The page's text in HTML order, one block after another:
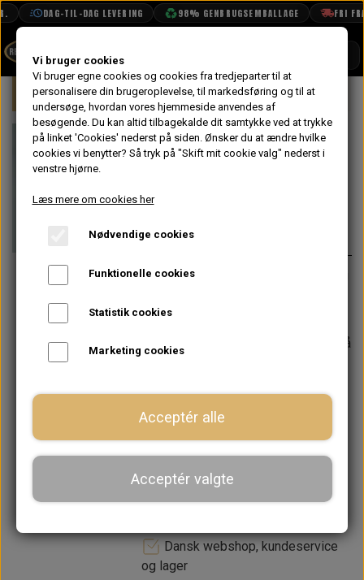
DAG-TIL-DAG LEVERING 98% GENBRUGSEMBALLAGE FRI
BOOK TID
PROJEKTER
TEKNISK DATA
VANDPOLERING
Forside Mini Indsugning & Brændstofsystem
På lager
SU Olie til
Varenummer: BDR125
Bruges til påfyldning i klokken på SU
Forventet leveringstid:
Varen er på
LÆG I KURV
Dansk webshop, kundeservice
og lager
Vi bruger cookies
Vi bruger egne cookies og cookies fra tredjeparter til at
personalisere din brugeroplevelse, til markedsføring og til at
undersøge, hvordan vores hjemmeside anvendes af
besøgende. Du kan altid tilbagekalde dit samtykke ved at trykke
på linket 'Cookies' nederst på siden. Ønsker du at ændre hvilke
cookies vi benytter? Så tryk på "Skift mit cookie valg" nederst i
venstre hjørne.
Læs mere om cookies her
Nødvendige cookies
Funktionelle cookies
Statistik cookies
Marketing cookies
Acceptér alle
Acceptér valgte